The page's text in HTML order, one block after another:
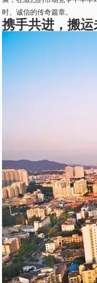
时、诚信的传奇篇章。
携手共进，搬运